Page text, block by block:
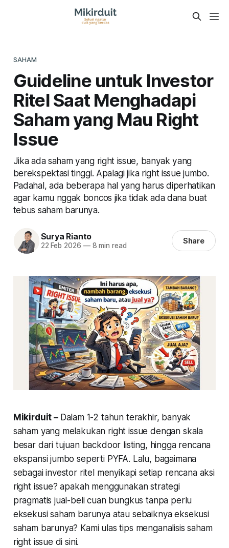
SAHAM
Guideline untuk Investor
Ritel Saat Menghadapi
Saham yang Mau Right
Issue
Jika ada saham yang right issue, banyak yang
berekspektasi tinggi. Apalagi jika right issue jumbo.
Padahal, ada beberapa hal yang harus diperhatikan
agar kamu nggak boncos jika tidak ada dana buat
tebus saham barunya.
Surya Rianto
22 Feb 2026 —8 min read Share
Mikirduit – Dalam 1-2 tahun terakhir, banyak
saham yang melakukan right issue dengan skala
besar dari tujuan backdoor listing, hingga rencana
ekspansi jumbo seperti PYFA. Lalu, bagaimana
sebagai investor ritel menyikapi setiap rencana aksi
right issue? apakah menggunakan strategi
pragmatis jual-beli cuan bungkus tanpa perlu
eksekusi saham barunya atau sebaiknya eksekusi
saham barunya? Kami ulas tips menganalisis saham
right issue di sini.